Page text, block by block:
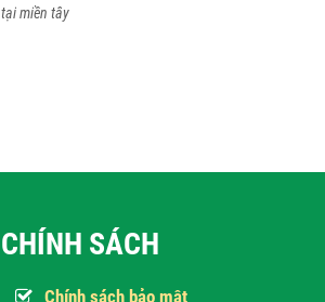
tại miền tây
CHÍNH SÁCH
Chính sách bảo mật